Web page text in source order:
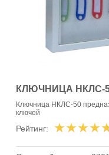
КЛЮЧНИЦА НКЛС-
Ключница НКЛС-50
ключей
Рейтинг: